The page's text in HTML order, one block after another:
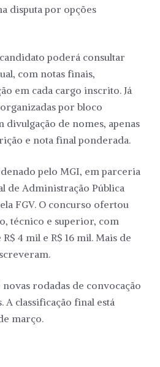
disputa por opções
poderá consultar
com notas finais,
em cada cargo inscrito. Já
por bloco
divulgação de nomes, apenas
e nota final ponderada.
pelo MGI, em parceria
de Administração Pública
FGV. O concurso ofertou
técnico e superior, com
4 mil e R$ 16 mil. Mais de
rodadas de convocação
A classificação final está
março.